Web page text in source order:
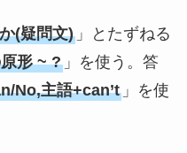
(疑問文)」とたずねる
形 ~ ?」を使う。答
No,主語+can’t」を使